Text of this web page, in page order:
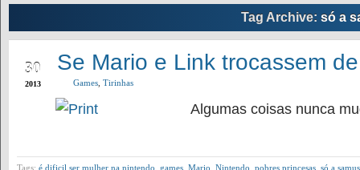
Tag Archive: só a
30
2013
Se Mario e Link trocassem
Games Tirinhas
Algumas coisas nunca
Tags: é dificil ser mulher na nintendo games Mario Nintendo pobres princesas só a